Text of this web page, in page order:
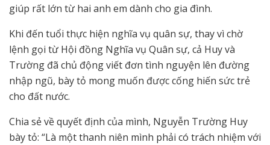
giúp rất lớn từ hai anh em dành cho gia đình.
Khi đến tuổi thực hiện nghĩa vụ quân sự, thay vì chờ
lệnh gọi từ Hội đồng Nghĩa vụ Quân sự, cả Huy và
Trường đã chủ động viết đơn tình nguyện lên đường
nhập ngũ, bày tỏ mong muốn được cống hiến sức trẻ
cho đất nước.
Chia sẻ về quyết định của mình, Nguyễn Trường Huy
bày tỏ: “Là một thanh niên mình phải có trách nhiệm với